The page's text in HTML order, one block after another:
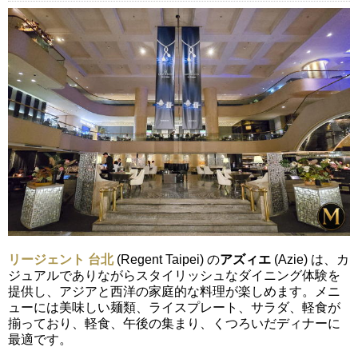
リージェント 台北(Regent Taipei) のアズィエ (Azie) は、カ
ジュアルでありながらスタイリッシュなダイニング体験を
提供し、アジアと西洋の家庭的な料理が楽しめます。メニ
ューには美味しい麺類、ライスプレート、サラダ、軽食が
揃っており、軽食、午後の集まり、くつろいだディナーに
最適です。